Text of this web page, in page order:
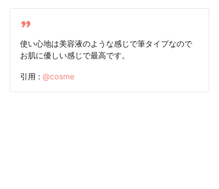
使い心地は美容液のような感じで筆タイプなので
お肌に優しい感じで最高です。
引用 : @cosme